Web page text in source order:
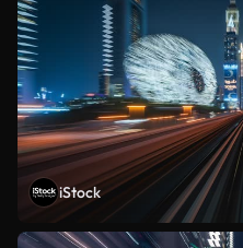
iStock